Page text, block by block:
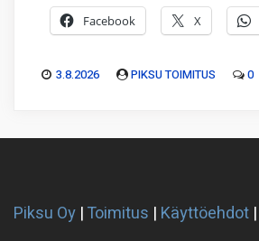
Facebook X
3.8.2026 PIKSU TOIMITUS 0
Piksu Oy |Toimitus | Käyttöehdot |